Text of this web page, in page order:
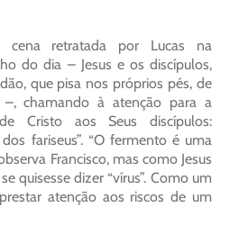
retratada por Lucas na
do dia – Jesus e os discípulos,
que pisa nos próprios pés, de
chamando à atenção para a
Cristo aos Seus discípulos:
fariseus”. “O fermento é uma
Francisco, mas como Jesus
quisesse dizer “vírus”. Como um
atenção aos riscos de um